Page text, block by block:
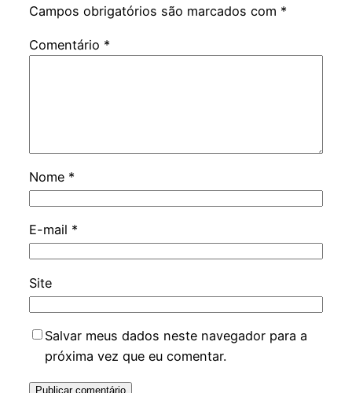
Campos obrigatórios são marcados com *
Comentário *
Nome *
E-mail *
Site
Salvar meus dados neste navegador para a
próxima vez que eu comentar.